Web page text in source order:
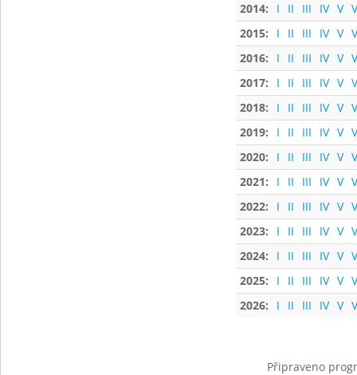
2014:
I II III IV V
2015:
I II III IV V
2016:
I II III IV V
2017:
I II III IV V
2018:
I II III IV V
2019:
I II III IV V
2020:
I II III IV V
2021:
I II III IV V
2022:
I II III IV V
2023:
I II III IV V
2024:
I II III IV V
2025:
I II III IV V
2026:
I II III IV V
Připraveno